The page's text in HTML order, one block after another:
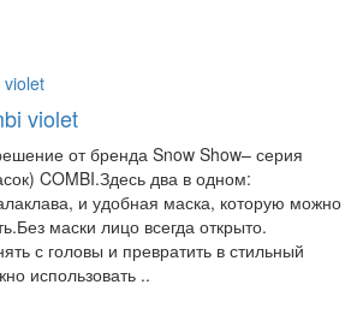
violet
от бренда Snow Show– серия
COMBI.Здесь два в одном:
и удобная маска, которую можно
маски лицо всегда открыто.
с головы и превратить в стильный
использовать ..